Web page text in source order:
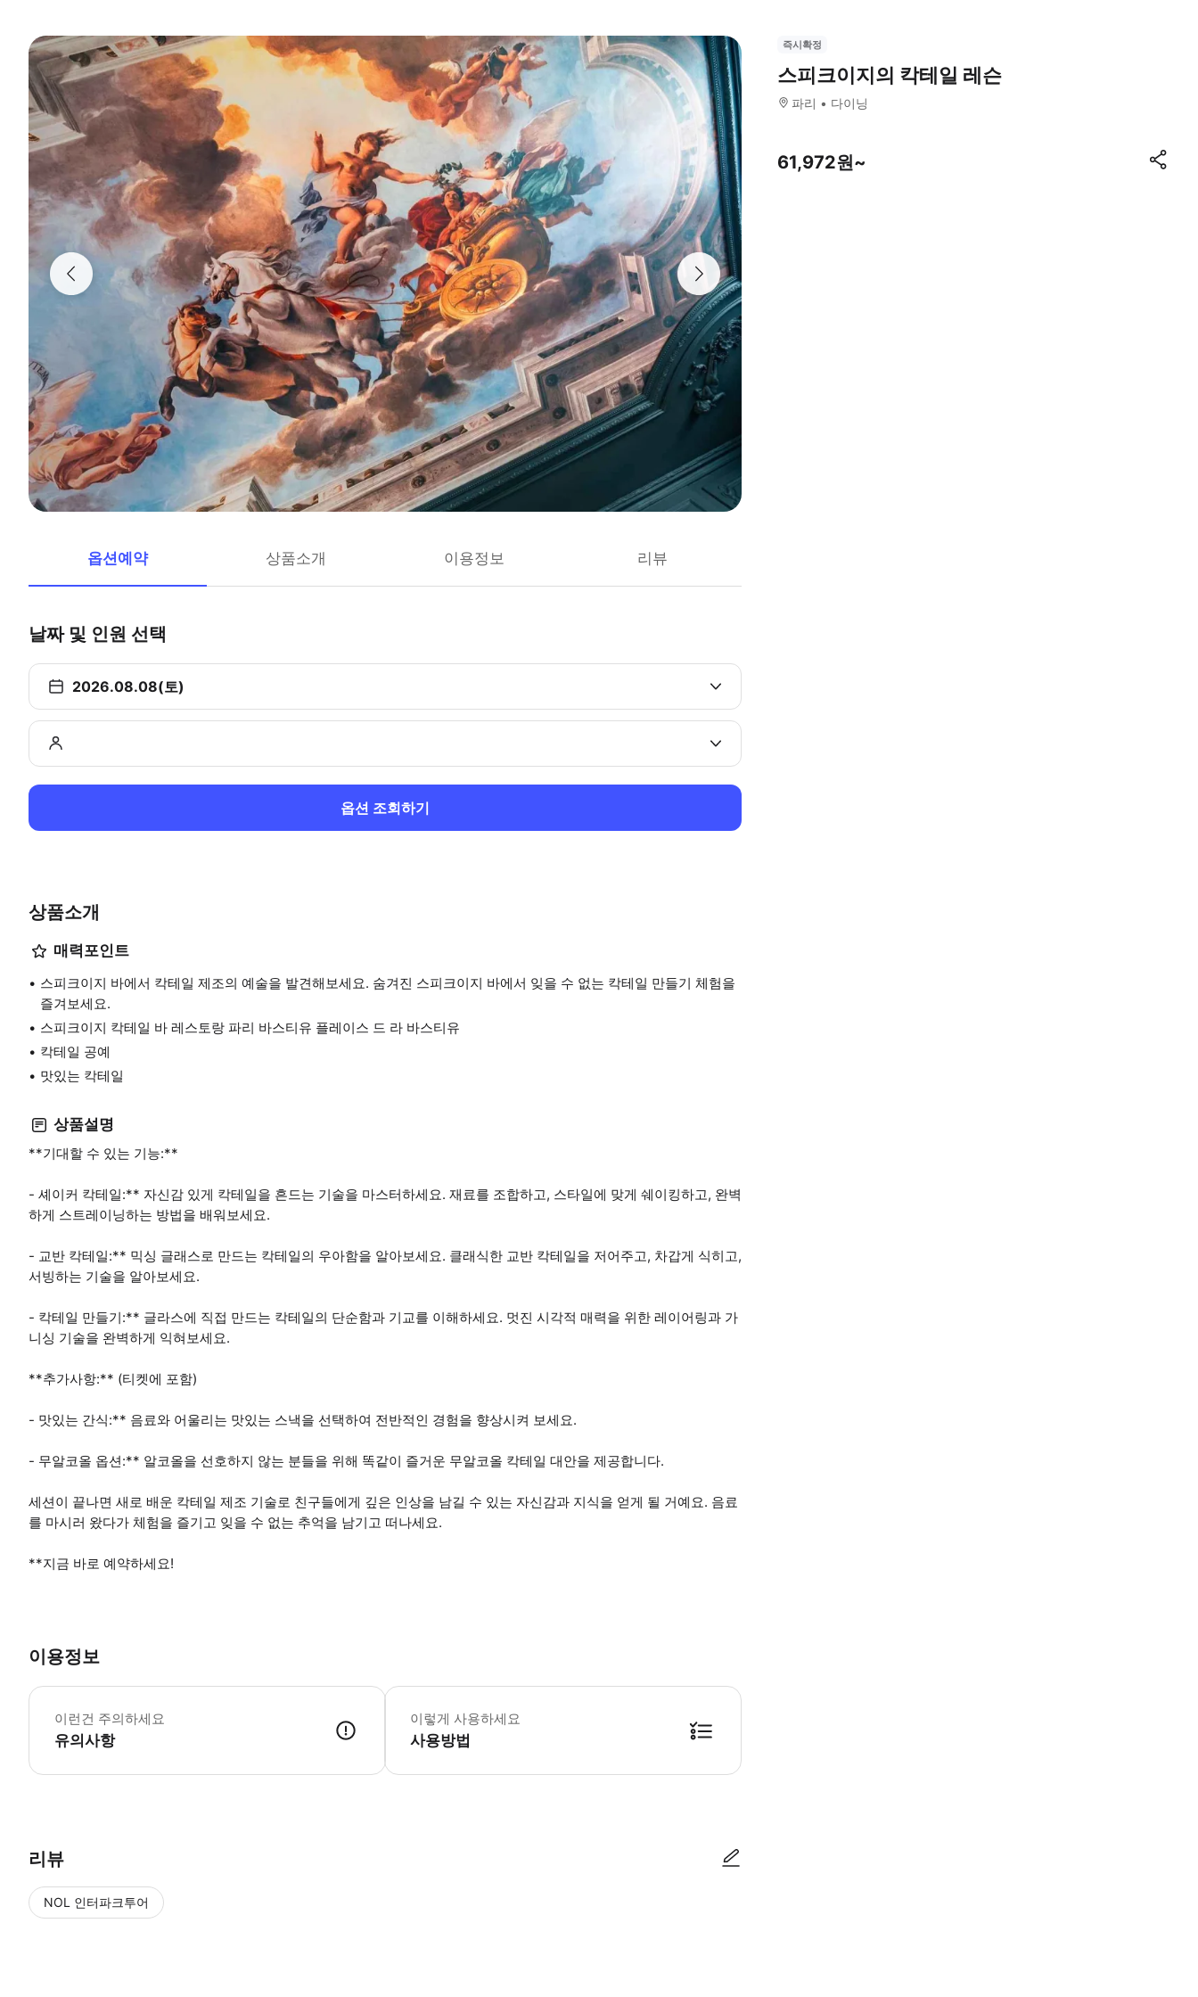
옵션예약 상품소개 이용정보 리뷰
날짜 및 인원 선택
2026.08.08(토)
옵션 조회하기
상품소개
매력포인트
스피크이지 바에서 칵테일 제조의 예술을 발견해보세요. 숨겨진 스피크이지 바에서 잊을 수 없는 칵테일 만들기 체험을
즐겨보세요.
스피크이지 칵테일 바 레스토랑 파리 바스티유 플레이스 드 라 바스티유
칵테일 공예
맛있는 칵테일
상품설명
**기대할 수 있는 기능:**
- 셰이커 칵테일:** 자신감 있게 칵테일을 흔드는 기술을 마스터하세요. 재료를 조합하고, 스타일에 맞게 쉐이킹하고, 완벽
하게 스트레이닝하는 방법을 배워보세요.
- 교반 칵테일:** 믹싱 글래스로 만드는 칵테일의 우아함을 알아보세요. 클래식한 교반 칵테일을 저어주고, 차갑게 식히고,
서빙하는 기술을 알아보세요.
- 칵테일 만들기:** 글라스에 직접 만드는 칵테일의 단순함과 기교를 이해하세요. 멋진 시각적 매력을 위한 레이어링과 가
니싱 기술을 완벽하게 익혀보세요.
**추가사항:** (티켓에 포함)
- 맛있는 간식:** 음료와 어울리는 맛있는 스낵을 선택하여 전반적인 경험을 향상시켜 보세요.
- 무알코올 옵션:** 알코올을 선호하지 않는 분들을 위해 똑같이 즐거운 무알코올 칵테일 대안을 제공합니다.
세션이 끝나면 새로 배운 칵테일 제조 기술로 친구들에게 깊은 인상을 남길 수 있는 자신감과 지식을 얻게 될 거예요. 음료
를 마시러 왔다가 체험을 즐기고 잊을 수 없는 추억을 남기고 떠나세요.
**지금 바로 예약하세요!
이용정보
이런건 주의하세요
유의사항
* 소요시간 : 60분 (옵션에 따라 소요 시간이 다를 수 있으니, 예약 시 확인 부탁드립니다.)
이렇게 사용하세요
사용방법
리뷰
NOL 인터파크투어
즉시확정
스피크이지의 칵테일 레슨
파리 다이닝
61,972원~